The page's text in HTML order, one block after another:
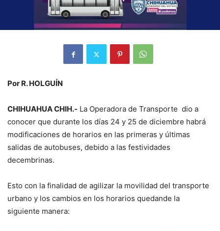
Por R. HOLGUÍN
CHIHUAHUA CHIH.- La Operadora de Transporte dio a
conocer que durante los días 24 y 25 de diciembre habrá
modificaciones de horarios en las primeras y últimas
salidas de autobuses, debido a las festividades
decembrinas.
Esto con la finalidad de agilizar la movilidad del transporte
urbano y los cambios en los horarios quedande la
siguiente manera: